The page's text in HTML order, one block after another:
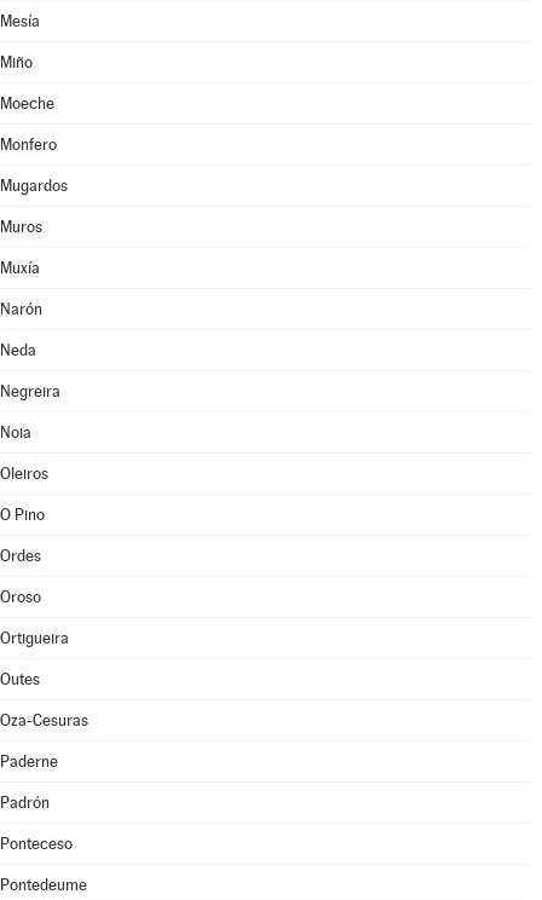
Mesía
Miño
Moeche
Monfero
Mugardos
Muros
Muxía
Narón
Neda
Negreira
Noia
Oleiros
O Pino
Ordes
Oroso
Ortigueira
Outes
Oza-Cesuras
Paderne
Padrón
Ponteceso
Pontedeume